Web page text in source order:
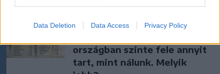
Data Deletion Data Access Privacy Policy
Krónika
országban szinte fele annyit
tart, mint nálunk. Melyik